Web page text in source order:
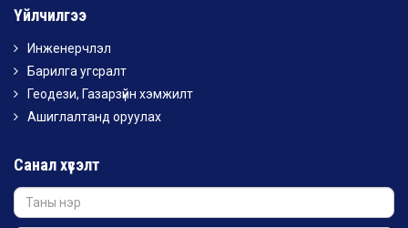
Үйлчилгээ
Инженерчлэл
Барилга угсралт
Геодези, Газарзүйн хэмжилт
Ашиглалтанд оруулах
Санал хүсэлт